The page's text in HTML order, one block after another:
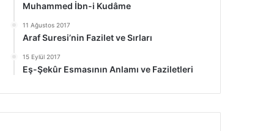
Muhammed İbn-i Kudâme
11 Ağustos 2017
Araf Suresi’nin Fazilet ve Sırları
15 Eylül 2017
Eş-Şekûr Esmasının Anlamı ve Faziletleri